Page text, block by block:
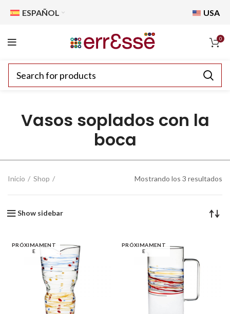
ESPAÑOL USA
0
Vasos soplados con la
boca
Inicio Shop Mostrando los 3 resultados
Show sidebar
PRÓXIMAMENT
E
PRÓXIMAMENT
E